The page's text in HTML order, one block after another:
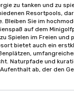
zu tanken und zu
Resortpools,
Bleiben Sie im
auf dem
Spielen im Freien und
bietet auch ein
Naturpfade und
ab, der den